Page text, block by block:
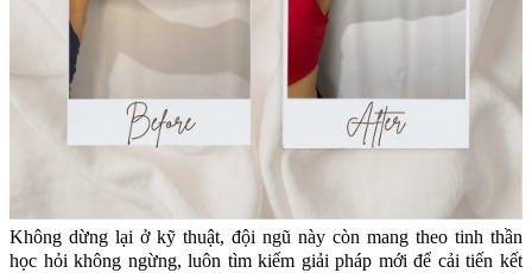
Không dừng lại ở kỹ thuật, đội ngũ này còn mang theo tinh thần
học hỏi không ngừng, luôn tìm kiếm giải pháp mới để cải tiến kết